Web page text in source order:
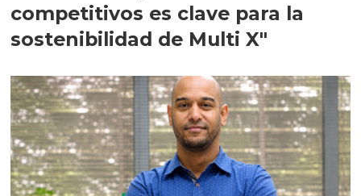
competitivos es clave para la
sostenibilidad de Multi X"